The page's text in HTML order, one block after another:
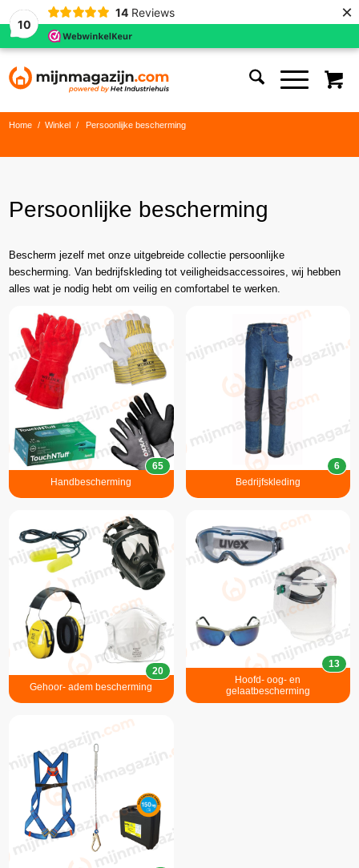
10
14 Reviews ×
Home / Winkel / Persoonlijke bescherming
Persoonlijke bescherming
Bescherm jezelf met onze uitgebreide collectie persoonlijke
bescherming. Van bedrijfskleding tot veiligheidsaccessoires, wij hebben
alles wat je nodig hebt om veilig en comfortabel te werken.
Handbescherming
65
Bedrijfskleding
6
Gehoor- adem bescherming
20
Hoofd- oog- en
gelaatbescherming
13